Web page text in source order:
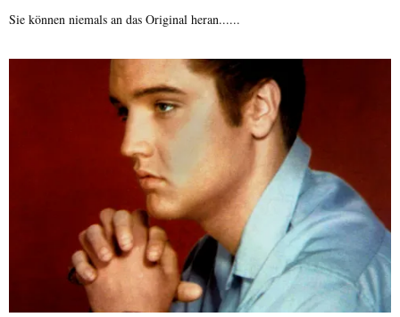
Sie können niemals an das Original heran......